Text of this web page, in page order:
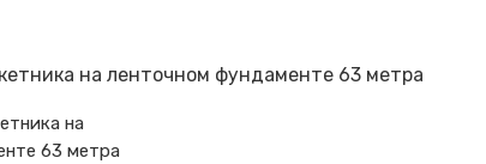
на
63 метра